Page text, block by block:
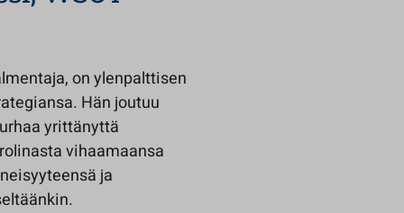
on ylenpalttisen
Hän joutuu
yrittänyttä
vihaamaansa
ja